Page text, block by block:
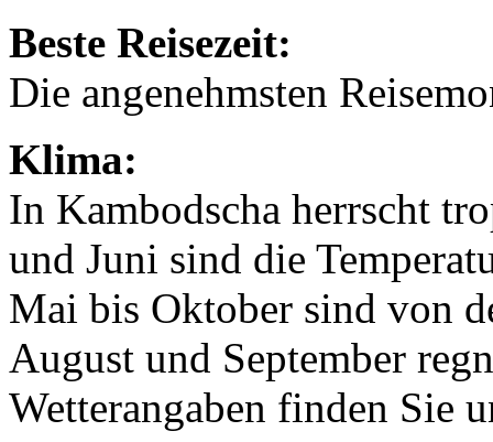
Beste Reisezeit:
Die angenehmsten
Klima:
In Kambodscha herrscht
und Juni sind die
Mai bis Oktober sind von
August und September
Wetterangaben finden Sie